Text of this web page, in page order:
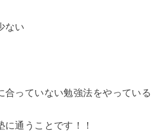
ない
っていない勉強法をやっている
通うことです！！